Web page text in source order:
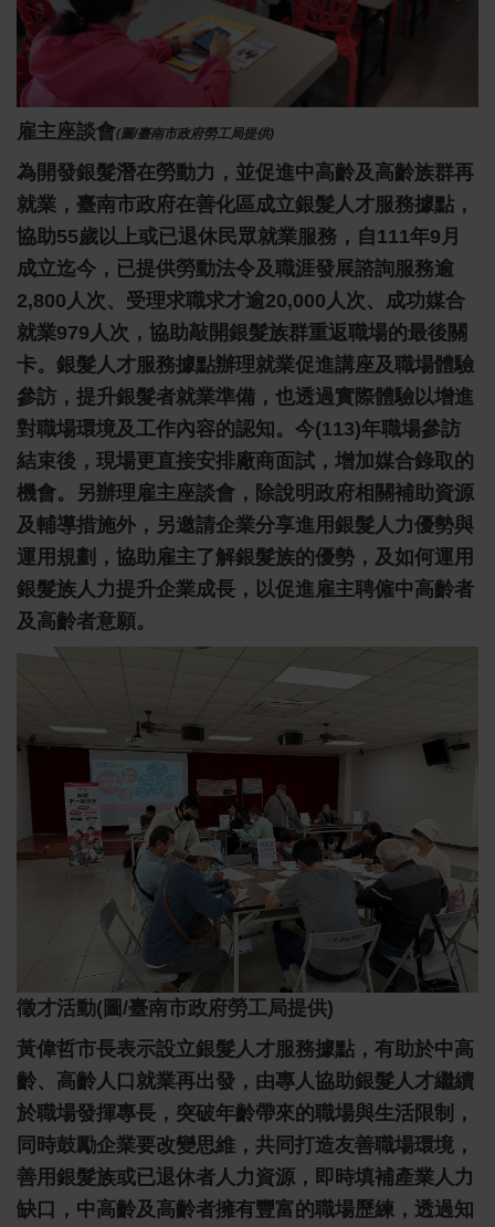
雇主座談會(圖/臺南市政府勞工局提供)
為開發銀髮潛在勞動力，並促進中高齡及高齡族群再
就業，臺南市政府在善化區成立銀髮人才服務據點，
協助55歲以上或已退休民眾就業服務，自111年9月
成立迄今，已提供勞動法令及職涯發展諮詢服務逾
2,800人次、受理求職求才逾20,000人次、成功媒合
就業979人次，協助敲開銀髮族群重返職場的最後關
卡。銀髮人才服務據點辦理就業促進講座及職場體驗
參訪，提升銀髮者就業準備，也透過實際體驗以增進
對職場環境及工作內容的認知。今(113)年職場參訪
結束後，現場更直接安排廠商面試，增加媒合錄取的
機會。另辦理雇主座談會，除說明政府相關補助資源
及輔導措施外，另邀請企業分享進用銀髮人力優勢與
運用規劃，協助雇主了解銀髮族的優勢，及如何運用
銀髮族人力提升企業成長，以促進雇主聘僱中高齡者
及高齡者意願。
徵才活動(圖/臺南市政府勞工局提供)
黃偉哲市長表示設立銀髮人才服務據點，有助於中高
齡、高齡人口就業再出發，由專人協助銀髮人才繼續
於職場發揮專長，突破年齡帶來的職場與生活限制，
同時鼓勵企業要改變思維，共同打造友善職場環境，
善用銀髮族或已退休者人力資源，即時填補產業人力
缺口，中高齡及高齡者擁有豐富的職場歷練，透過知